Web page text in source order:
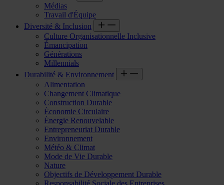
Médias
Travail d'Équipe
Diversité & Inclusion
Culture Organisationnelle Inclusive
Émancipation
Générations
Millennials
Durabilité & Environnement
Alimentation
Changement Climatique
Construction Durable
Économie Circulaire
Énergie Renouvelable
Entrepreneuriat Durable
Environnement
Météo & Climat
Mode de Vie Durable
Nature
Objectifs de Développement Durable
Responsabilité Sociale des Entreprises